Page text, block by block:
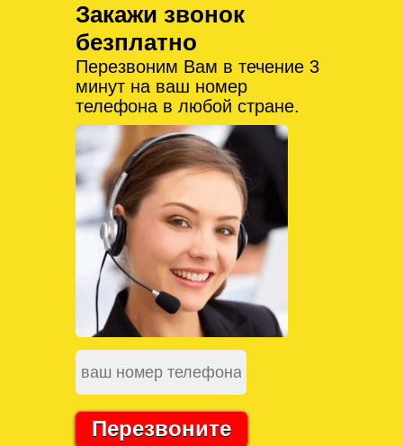
Закажи звонок
безплатно
Перезвоним Вам в течение 3
минут на ваш номер
телефона в любой стране.
Перезвоните